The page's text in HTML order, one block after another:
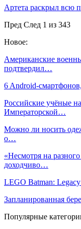
Артета раскрыл всю
Пред След 1 из 343
Новое:
Американские
подтвердил…
6 Android-
Российские учёные
Императорской…
Можно ли носить
о…
«Несмотря на
доходчиво…
LEGO Batman:
Запланированная
Популярные